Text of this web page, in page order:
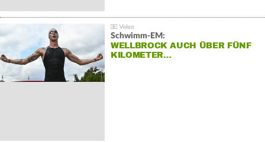
Schwimm-EM:
WELLBROCK AUCH ÜBER FÜNF
KILOMETER…